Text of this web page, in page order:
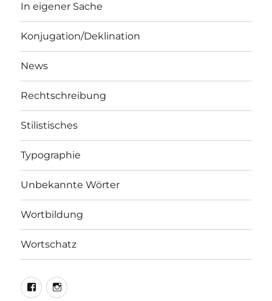
In eigener Sache
Konjugation/Deklination
News
Rechtschreibung
Stilistisches
Typographie
Unbekannte Wörter
Wortbildung
Wortschatz
LEO@Facebook
LEO@Instagram